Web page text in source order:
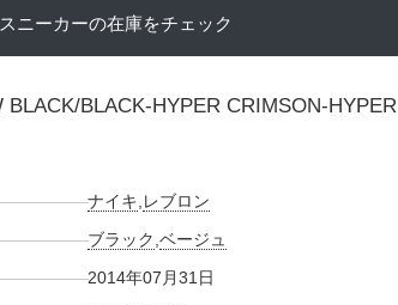
スニーカーの在庫をチェック
BLACK/BLACK-HYPER CRIMSON-HYPER
ナイキ レブロン
ブラック ,ベージュ
2014年07月31日